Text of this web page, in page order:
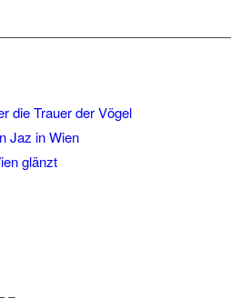
die Trauer der Vögel
Jaz in Wien
glänzt